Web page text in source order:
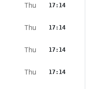
Thu 17:14
Thu 17:14
Thu 17:14
Thu 17:14